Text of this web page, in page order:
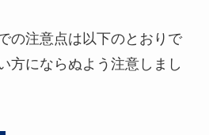
の注意点は以下のとおりで
方にならぬよう注意しまし